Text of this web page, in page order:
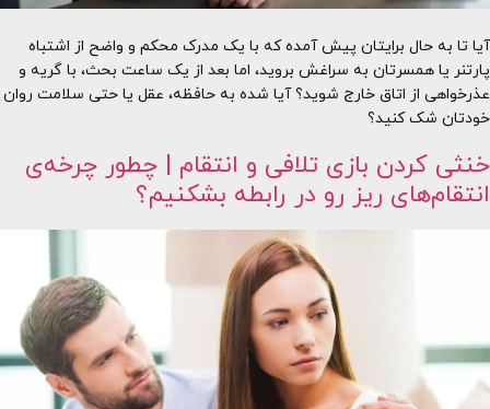
آیا تا به حال برایتان پیش آمده که با یک مدرک محکم و واضح از اشتباه
پارتنر یا همسرتان به سراغش بروید، اما بعد از یک ساعت بحث، با گریه و
عذرخواهی از اتاق خارج شوید؟ آیا شده به حافظه، عقل یا حتی سلامت روان
خودتان شک کنید؟
خنثی کردن بازی تلافی و انتقام | چطور چرخه‌ی
انتقام‌های ریز رو در رابطه بشکنیم؟